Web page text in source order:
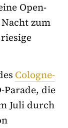
Open-
zum
Cologne-
Parade, die
Juli durch